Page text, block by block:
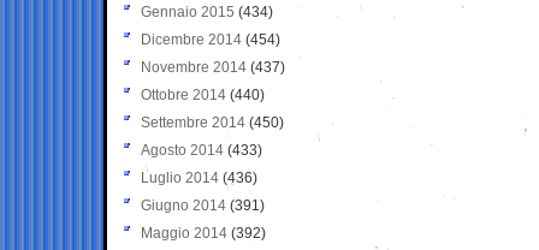
Gennaio 2015 (434)
Dicembre 2014 (454)
Novembre 2014 (437)
Ottobre 2014 (440)
Settembre 2014 (450)
Agosto 2014 (433)
Luglio 2014 (436)
Giugno 2014 (391)
Maggio 2014 (392)